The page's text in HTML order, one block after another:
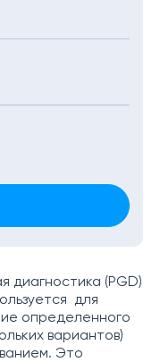
диагностика (PGD)
для
определенного
вариантов)
Это